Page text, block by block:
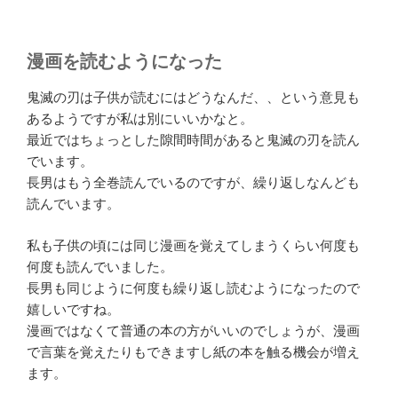
漫画を読むようになった
鬼滅の刃は子供が読むにはどうなんだ、、という意見も
あるようですが私は別にいいかなと。
最近ではちょっとした隙間時間があると鬼滅の刃を読ん
でいます。
長男はもう全巻読んでいるのですが、繰り返しなんども
読んでいます。
私も子供の頃には同じ漫画を覚えてしまうくらい何度も
何度も読んでいました。
長男も同じように何度も繰り返し読むようになったので
嬉しいですね。
漫画ではなくて普通の本の方がいいのでしょうが、漫画
で言葉を覚えたりもできますし紙の本を触る機会が増え
ます。